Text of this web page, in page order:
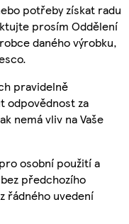
potřeby získat radu
prosím Oddělení
daného výrobku,
pravidelně
odpovědnost za
nemá vliv na Vaše
osobní použití a
předchozího
řádného uvedení